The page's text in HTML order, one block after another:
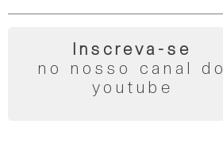
Inscreva-se
no nosso canal do
youtube